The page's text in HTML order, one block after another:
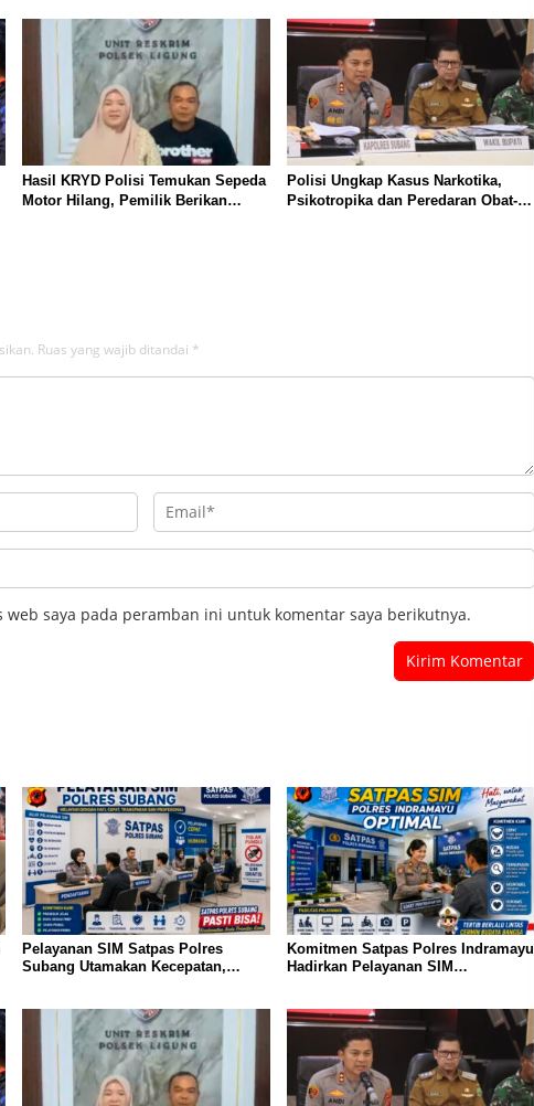
Hasil KRYD Polisi Temukan Sepeda
Motor Hilang, Pemilik Berikan
Polisi Ungkap Kasus Narkotika,
Psikotropika dan Peredaran Obat-
Ruas yang wajib ditandai *
web saya pada peramban ini untuk komentar saya berikutnya.
Pelayanan SIM Satpas Polres
Subang Utamakan Kecepatan,
Komitmen Satpas Polres Indramayu
Hadirkan Pelayanan SIM